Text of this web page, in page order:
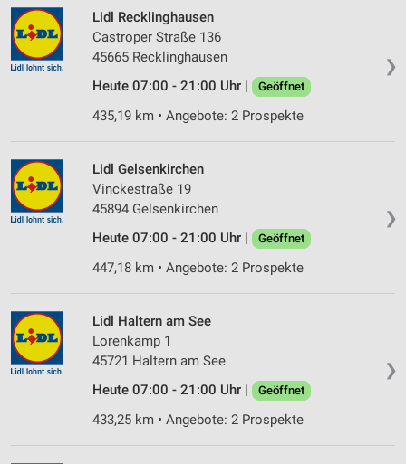
❯
Lidl Recklinghausen
Castroper Straße 136
45665 Recklinghausen
Heute 07:00 - 21:00 Uhr |
Geöffnet
435,19 km • Angebote: 2 Prospekte
❯
Lidl Gelsenkirchen
Vinckestraße 19
45894 Gelsenkirchen
Heute 07:00 - 21:00 Uhr |
Geöffnet
447,18 km • Angebote: 2 Prospekte
❯
Lidl Haltern am See
Lorenkamp 1
45721 Haltern am See
Heute 07:00 - 21:00 Uhr |
Geöffnet
433,25 km • Angebote: 2 Prospekte
Verwendung von Profilen zur Auswahl
personalisierter Inhalte
Messung der Werbeleistung
Messung der Performance von Inhalten
Quellen
Entwicklung und Verbesserung der Angebote
Verwendung reduzierter Daten zur Auswahl von
Verwendung genauer Standortdaten
Geräte anhand von aktiv angeforderten
Informationen identifizieren
Nicht-IAB-Verarbeitungszwecke:
Performance